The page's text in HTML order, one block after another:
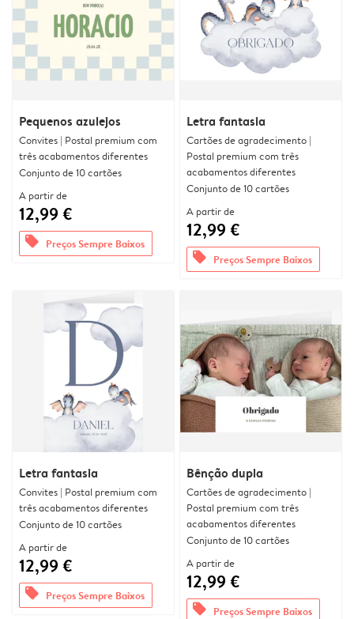
Pequenos azulejos
Convites | Postal premium com
três acabamentos diferentes
Conjunto de 10 cartões
A partir de
12,99 €
offers Preços Sempre Baixos
Letra fantasia
Cartões de agradecimento |
Postal premium com três
acabamentos diferentes
Conjunto de 10 cartões
A partir de
12,99 €
offers Preços Sempre Baixos
Letra fantasia
Convites | Postal premium com
três acabamentos diferentes
Conjunto de 10 cartões
A partir de
12,99 €
offers Preços Sempre Baixos
Bênção dupla
Cartões de agradecimento |
Postal premium com três
acabamentos diferentes
Conjunto de 10 cartões
A partir de
12,99 €
offers Preços Sempre Baixos